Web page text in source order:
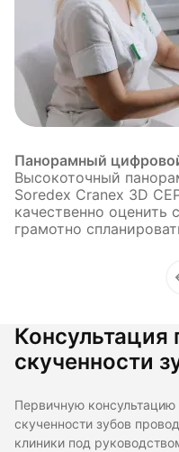
Панорамный
Высокоточный
Soredex Cranex 3D
качественно оценить
грамотно
Консультация
скученности
Первичную
скученности зубов
клиники под